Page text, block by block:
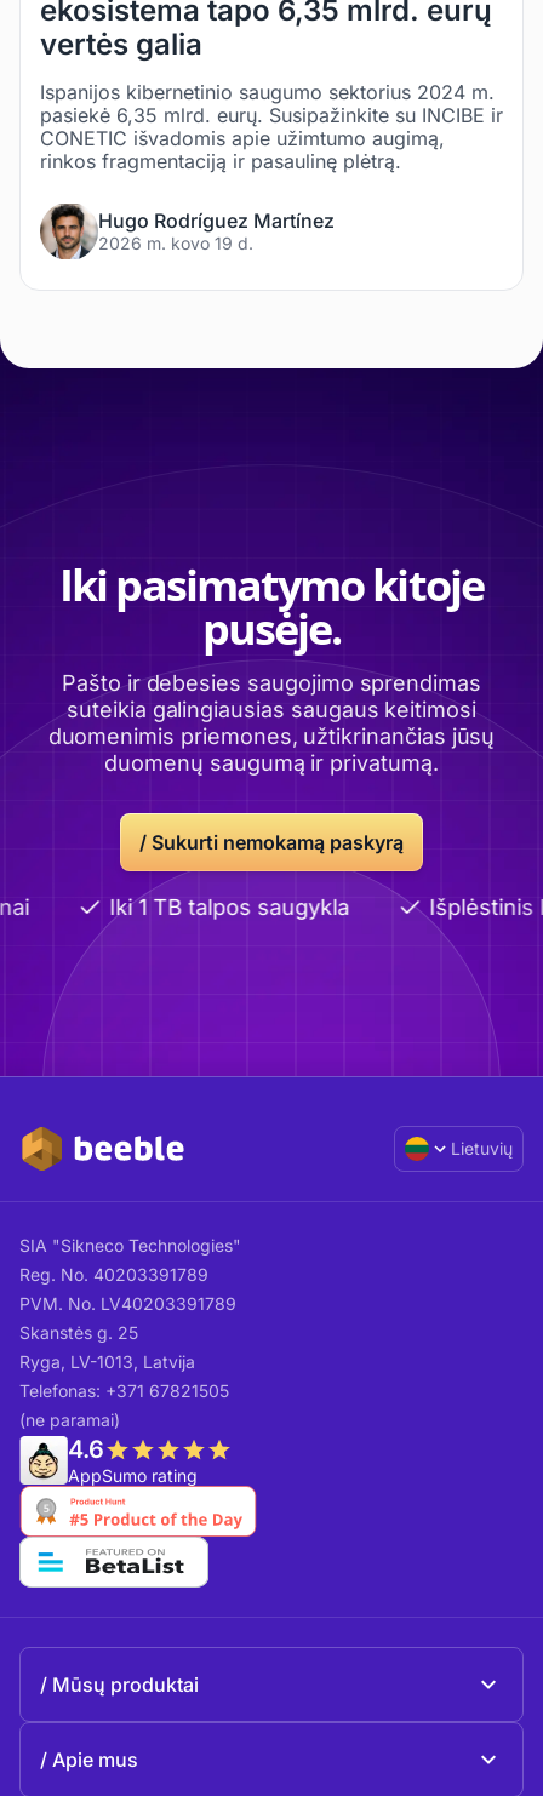
ekosistema tapo 6,35 mlrd. eurų
vertės galia
Ispanijos kibernetinio saugumo sektorius 2024 m.
pasiekė 6,35 mlrd. eurų. Susipažinkite su INCIBE ir
CONETIC išvadomis apie užimtumo augimą,
rinkos fragmentaciją ir pasaulinę plėtrą.
Hugo Rodríguez Martínez
2026 m. kovo 19 d.
Iki pasimatymo kitoje
pusėje.
Pašto ir debesies saugojimo sprendimas
suteikia galingiausias saugaus keitimosi
duomenimis priemones, užtikrinančias jūsų
duomenų saugumą ir privatumą.
/ Sukurti nemokamą paskyrą
Iki 1 TB talpos saugykla Išplėstinis
Lietuvių
SIA "Sikneco Technologies"
Reg. No. 40203391789
PVM. No. LV40203391789
Skanstės g. 25
Ryga, LV-1013, Latvija
Telefonas: +371 67821505
(ne paramai)
4.6
AppSumo rating
Mūsų produktai
Apie mus